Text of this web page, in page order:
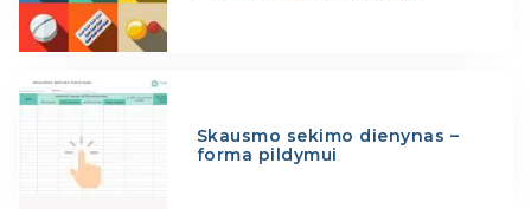
Skausmo sekimo dienynas –
forma pildymui